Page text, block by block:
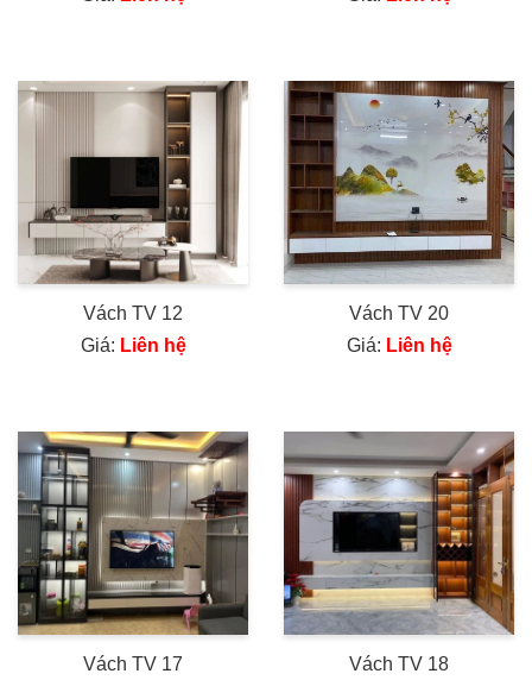
Vách TV 12
Giá: Liên hệ
Vách TV 20
Giá: Liên hệ
Vách TV 17
Vách TV 18